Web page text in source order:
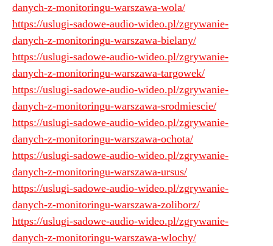
danych-z-monitoringu-warszawa-wola/
https://uslugi-sadowe-audio-wideo.pl/zgrywanie-
danych-z-monitoringu-warszawa-bielany/
https://uslugi-sadowe-audio-wideo.pl/zgrywanie-
danych-z-monitoringu-warszawa-targowek/
https://uslugi-sadowe-audio-wideo.pl/zgrywanie-
danych-z-monitoringu-warszawa-srodmiescie/
https://uslugi-sadowe-audio-wideo.pl/zgrywanie-
danych-z-monitoringu-warszawa-ochota/
https://uslugi-sadowe-audio-wideo.pl/zgrywanie-
danych-z-monitoringu-warszawa-ursus/
https://uslugi-sadowe-audio-wideo.pl/zgrywanie-
danych-z-monitoringu-warszawa-zoliborz/
https://uslugi-sadowe-audio-wideo.pl/zgrywanie-
danych-z-monitoringu-warszawa-wlochy/